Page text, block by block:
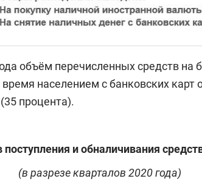
объём перечисленных средств на
населением с банковских карт
процента).
и обналичивания
(в разрезе кварталов 2020 года)